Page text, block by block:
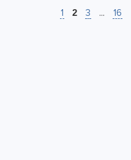
1 2 3 ... 16